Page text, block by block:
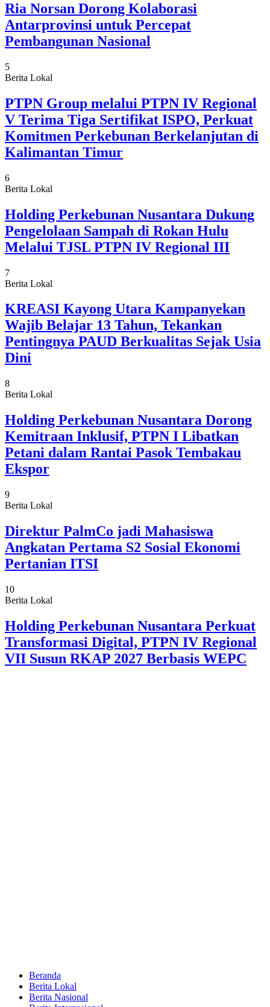
Ria Norsan Dorong Kolaborasi
Antarprovinsi untuk Percepat
Pembangunan Nasional
5
Berita Lokal
PTPN Group melalui PTPN IV Regional
V Terima Tiga Sertifikat ISPO, Perkuat
Komitmen Perkebunan Berkelanjutan di
Kalimantan Timur
6
Berita Lokal
Holding Perkebunan Nusantara Dukung
Pengelolaan Sampah di Rokan Hulu
Melalui TJSL PTPN IV Regional III
7
Berita Lokal
KREASI Kayong Utara Kampanyekan
Wajib Belajar 13 Tahun, Tekankan
Pentingnya PAUD Berkualitas Sejak Usia
Dini
8
Berita Lokal
Holding Perkebunan Nusantara Dorong
Kemitraan Inklusif, PTPN I Libatkan
Petani dalam Rantai Pasok Tembakau
Ekspor
9
Berita Lokal
Direktur PalmCo jadi Mahasiswa
Angkatan Pertama S2 Sosial Ekonomi
Pertanian ITSI
10
Berita Lokal
Holding Perkebunan Nusantara Perkuat
Transformasi Digital, PTPN IV Regional
VII Susun RKAP 2027 Berbasis WEPC
Beranda
Berita Lokal
Berita Nasional